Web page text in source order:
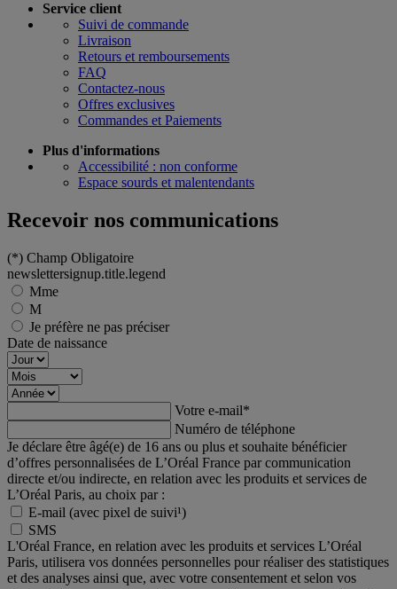
Service client
Suivi de commande
Livraison
Retours et remboursements
FAQ
Contactez-nous
Offres exclusives
Commandes et Paiements
Plus d'informations
Accessibilité : non conforme
Espace sourds et malentendants
Recevoir nos communications
(*) Champ Obligatoire
newslettersignup.title.legend
Mme
M
Je préfère ne pas préciser
Date de naissance
Votre e-mail*
Numéro de téléphone
Je déclare être âgé(e) de 16 ans ou plus et souhaite bénéficier
d’offres personnalisées de L’Oréal France par communication
directe et/ou indirecte, en relation avec les produits et services de
L’Oréal Paris, au choix par :
E-mail (avec pixel de suivi¹)
SMS
L'Oréal France, en relation avec les produits et services L’Oréal
Paris, utilisera vos données personnelles pour réaliser des statistiques
et des analyses ainsi que, avec votre consentement et selon vos